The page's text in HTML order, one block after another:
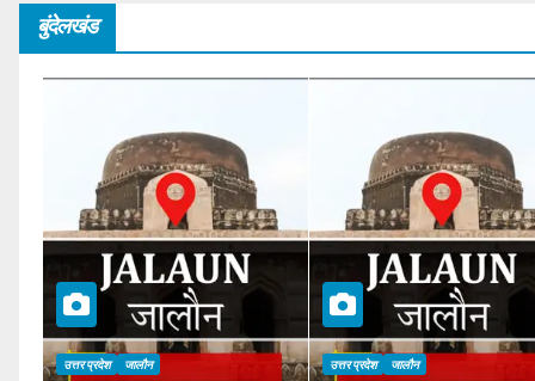
बुंदेलखंड
उत्तर प्रदेश जालौन उत्तर प्रदेश जालौन